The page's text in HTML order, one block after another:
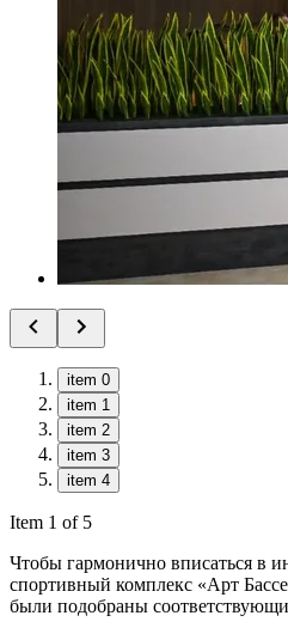
item 0
item 1
item 2
item 3
item 4
Item 1 of 5
Чтобы гармонично вписаться в
спортивный комплекс «Арт
были подобраны